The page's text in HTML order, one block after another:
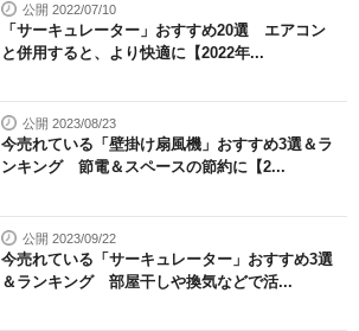
公開 2022/07/10
「サーキュレーター」おすすめ20選 エアコン
と併用すると、より快適に【2022年...
公開 2023/08/23
今売れている「壁掛け扇風機」おすすめ3選＆ラ
ンキング 節電＆スペースの節約に【2...
公開 2023/09/22
今売れている「サーキュレーター」おすすめ3選
＆ランキング 部屋干しや換気などで活...